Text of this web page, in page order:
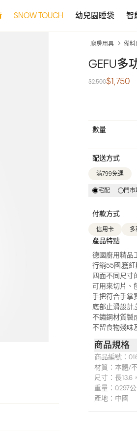
SNOW TOUCH 幼兒園睡袋 智
廚房用具 備料
GEFU多
$2,500$1,750
數量
配送方式
滿799免運
宅配 門
付款方式
信用卡 多
產品特點
德國廚用精品
行銷55國,獲
四面不同尺寸
可用來切片、
手把符合手掌
底部止滑設計
不鏽鋼材質製
不留食物殘味
商品規格
商品編號：
材質： 本體/
尺寸： 長13.6
重量： 0.297
產地： 中國